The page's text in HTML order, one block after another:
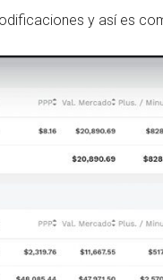
y así es